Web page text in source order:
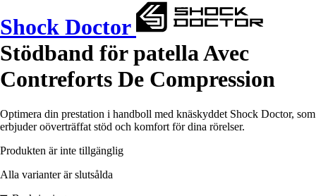
Shock Doctor
Stödband för patella Avec
Contreforts De Compression
Optimera din prestation i handboll med knäskyddet Shock Doctor, som
erbjuder oöverträffat stöd och komfort för dina rörelser.
Produkten är inte tillgänglig
Alla varianter är slutsålda